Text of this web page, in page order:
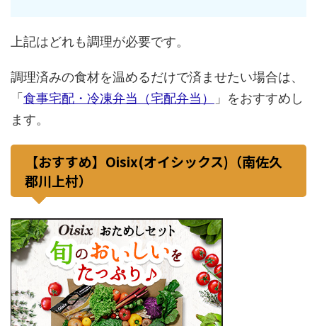
上記はどれも調理が必要です。
調理済みの食材を温めるだけで済ませたい場合は、
「 食事宅配・冷凍弁当（宅配弁当）
」をおすすめし
ます。
【おすすめ】Oisix(オイシックス)（南佐久
郡川上村）